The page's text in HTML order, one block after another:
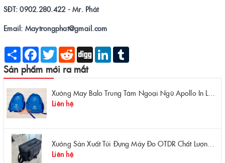
SĐT: 0902.280.422 - Mr. Phát
Email: Maytrongphat@gmail.com
Share Facebook
Twitter Reddit Digg LinkedIn
Sản phẩm mới ra mắt
Xưởng May Balo Trung Tâm Ngoại Ngữ Apollo In Logo Giá Rẻ Tại Xưởng
Liên hệ
Xưởng Sản Xuất Túi Đựng Máy Đo OTDR Chất Lượng – Chống Va Đập, Giá Tận Xưởng
Liên hệ